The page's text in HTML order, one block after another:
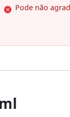
Pode não